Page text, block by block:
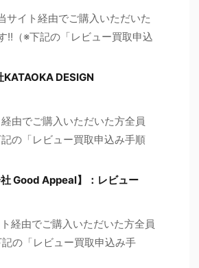
イト経由でご購入いただいた
!!（※下記の「レビュー買取申込
DESIGN
由でご購入いただいた方全員
の「レビュー買取申込み手順
Good Appeal】：レビュー
経由でご購入いただいた方全員
の「レビュー買取申込み手